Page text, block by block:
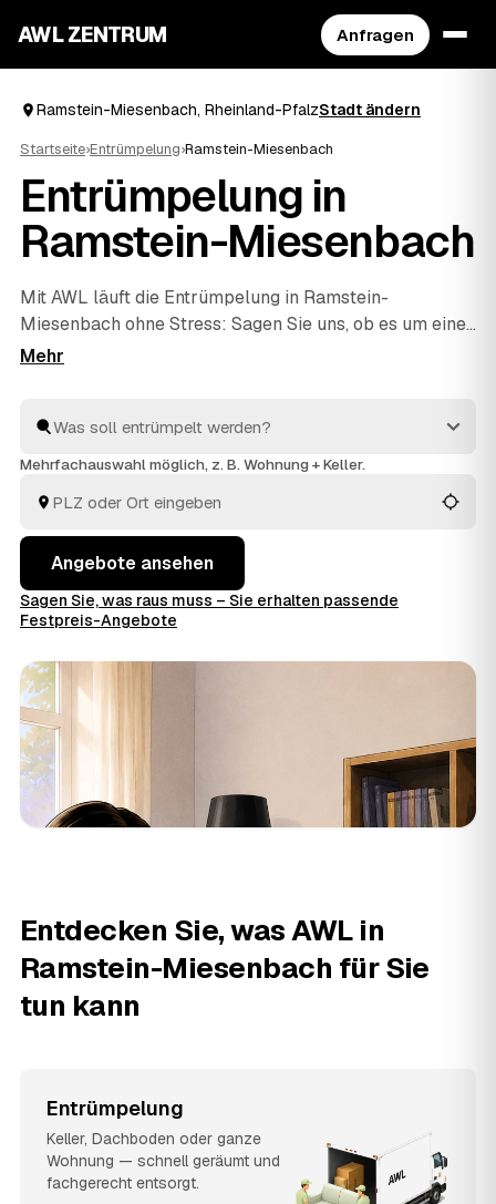
AWL ZENTRUM Anfragen
Ramstein-Miesenbach, Rheinland-PfalzStadt ändern
Startseite›Entrümpelung›Ramstein-Miesenbach
Entrümpelung in
Ramstein-Miesenbach
Mit AWL läuft die Entrümpelung in Ramstein-
Miesenbach ohne Stress: Sagen Sie uns, ob es um einen
Keller, eine ganze Wohnung, ein Haus oder eine Messie-
geprüft und aus Ihrer Nähe – von Ramstein-
Miesenbach bisLandstuhl undKaiserslautern
welches Angebot am besten passt.
Mehrfachauswahl möglich, z. B. Wohnung + Keller.
Angebote ansehen
Sagen Sie, was raus muss – Sie erhalten passende
Festpreis-Angebote
Entdecken Sie, was AWL in
Ramstein-Miesenbach für Sie
tun kann
Entrümpelung
Keller, Dachboden oder ganze
Wohnung — schnell geräumt und
fachgerecht entsorgt.